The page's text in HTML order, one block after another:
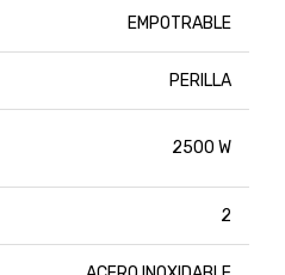
EMPOTRABLE
PERILLA
2500 W
2